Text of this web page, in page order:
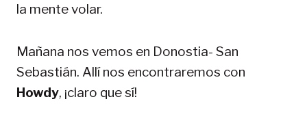
la mente volar.
Mañana nos vemos en Donostia- San
Sebastián. Allí nos encontraremos con
Howdy, ¡claro que sí!